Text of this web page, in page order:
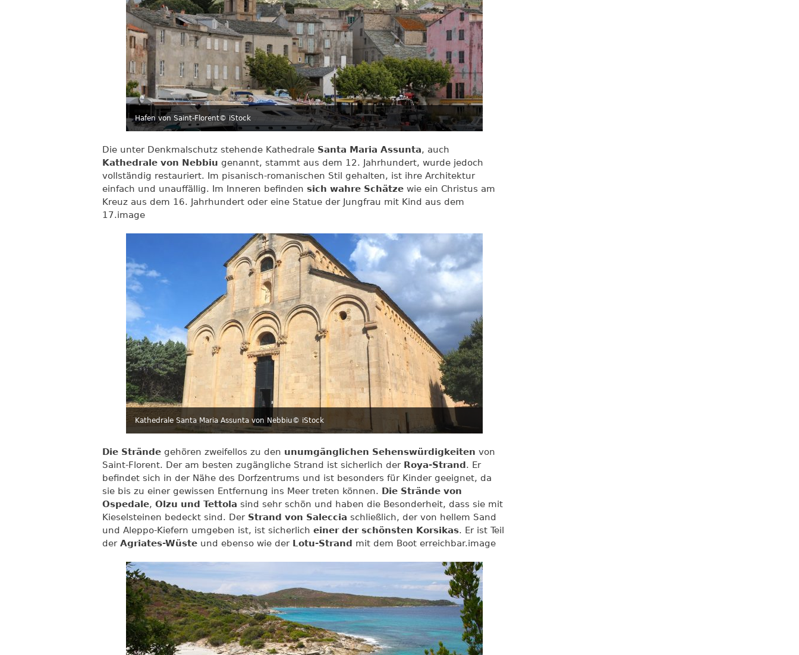
Hafen von Saint-Florent© iStock
Die unter Denkmalschutz stehende Kathedrale Santa Maria Assunta, auch
Kathedrale von Nebbiu genannt, stammt aus dem 12. Jahrhundert, wurde jedoch
vollständig restauriert. Im pisanisch-romanischen Stil gehalten, ist ihre Architektur
einfach und unauffällig. Im Inneren befinden sich wahre Schätze wie ein Christus am
Kreuz aus dem 16. Jahrhundert oder eine Statue der Jungfrau mit Kind aus dem
17.image
Kathedrale Santa Maria Assunta von Nebbiu© iStock
Die Strände gehören zweifellos zu den unumgänglichen Sehenswürdigkeiten von
Saint-Florent. Der am besten zugängliche Strand ist sicherlich der Roya-Strand. Er
befindet sich in der Nähe des Dorfzentrums und ist besonders für Kinder geeignet, da
sie bis zu einer gewissen Entfernung ins Meer treten können. Die Strände von
Ospedale, Olzu und Tettola sind sehr schön und haben die Besonderheit, dass sie mit
Kieselsteinen bedeckt sind. Der Strand von Saleccia schließlich, der von hellem Sand
und Aleppo-Kiefern umgeben ist, ist sicherlich einer der schönsten Korsikas. Er ist Teil
der Agriates-Wüste und ebenso wie der Lotu-Strand mit dem Boot erreichbar.image